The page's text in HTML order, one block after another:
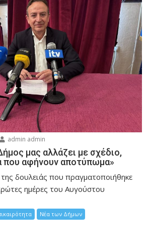
admin admin
μας αλλάζει με σχέδιο,
που αφήνουν αποτύπωμα»
δουλειάς που πραγματοποιήθηκε
ημέρες του Αυγούστου
Νέα των Δήμων